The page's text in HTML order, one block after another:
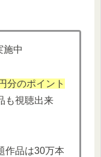
施中
分のポイント
も視聴出来
作品は30万本